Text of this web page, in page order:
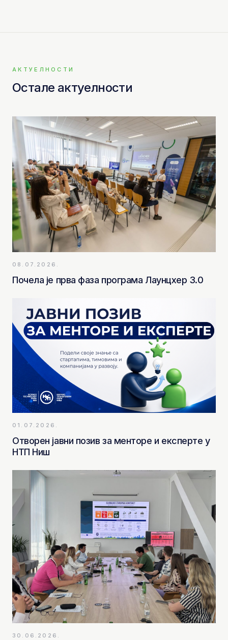
АКТУЕЛНОСТИ
Остале актуелности
08.07.2026.
Почела је прва фаза програма Лаунцхер 3.0
01.07.2026.
Отворен јавни позив за менторе и експерте у
НТП Ниш
30.06.2026.